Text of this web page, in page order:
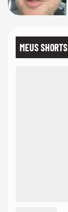
MEUS SHORTS